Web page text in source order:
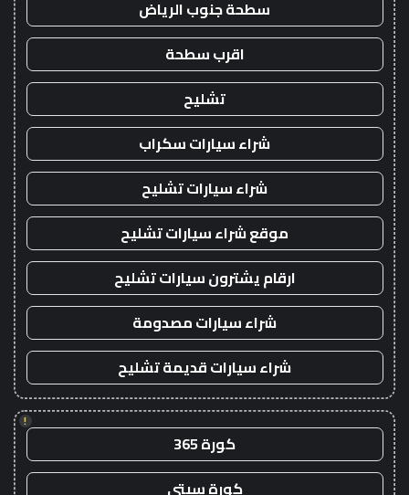
سطحة جنوب الرياض
اقرب سطحة
تشليح
شراء سيارات سكراب
شراء سيارات تشليح
موقع شراء سيارات تشليح
ارقام يشترون سيارات تشليح
شراء سيارات مصدومة
شراء سيارات قديمة تشليح
!
كورة 365
كورة سيتي